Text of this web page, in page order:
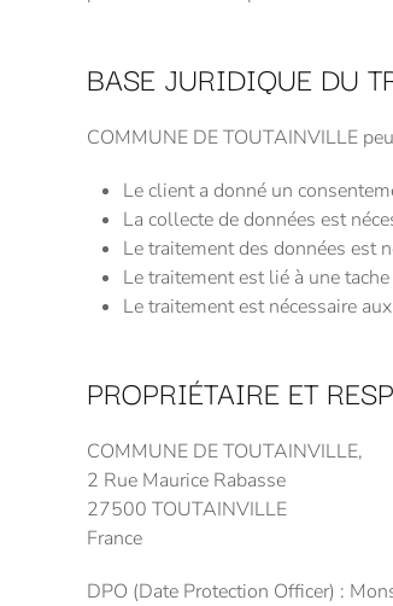
BASE JURIDIQUE DU
COMMUNE DE TOUTAINVILLE
Le client a donné un
La collecte de données est
Le traitement des données est
Le traitement est lié à une
Le traitement est nécessaire
PROPRIÉTAIRE ET
COMMUNE DE TOUTAINVILLE,
2 Rue Maurice Rabasse
27500 TOUTAINVILLE
France
DPO (Date Protection Officer) :